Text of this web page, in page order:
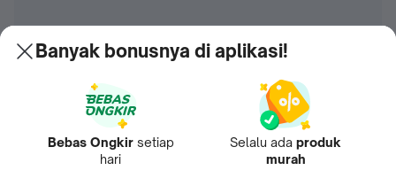
Banyak bonusnya di aplikasi!
Bebas Ongkir setiap
hari
Selalu ada produk
murah